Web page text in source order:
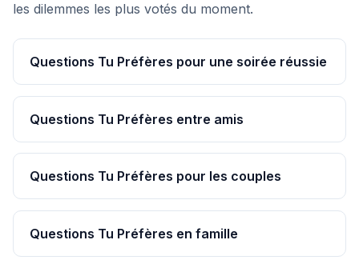
les dilemmes les plus votés du moment.
Questions Tu Préfères pour une soirée réussie
Questions Tu Préfères entre amis
Questions Tu Préfères pour les couples
Questions Tu Préfères en famille